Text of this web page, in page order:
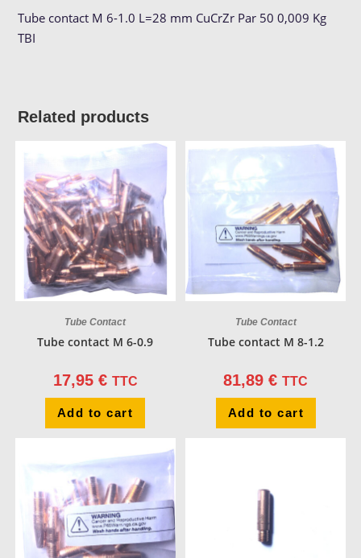
Tube contact M 6-1.0 L=28 mm CuCrZr Par 50 0,009 Kg
TBI
Related products
Tube Contact
Tube contact M 6-0.9
17,95 € TTC
Add to cart
Tube Contact
Tube contact M 8-1.2
81,89€ TTC
Add to cart